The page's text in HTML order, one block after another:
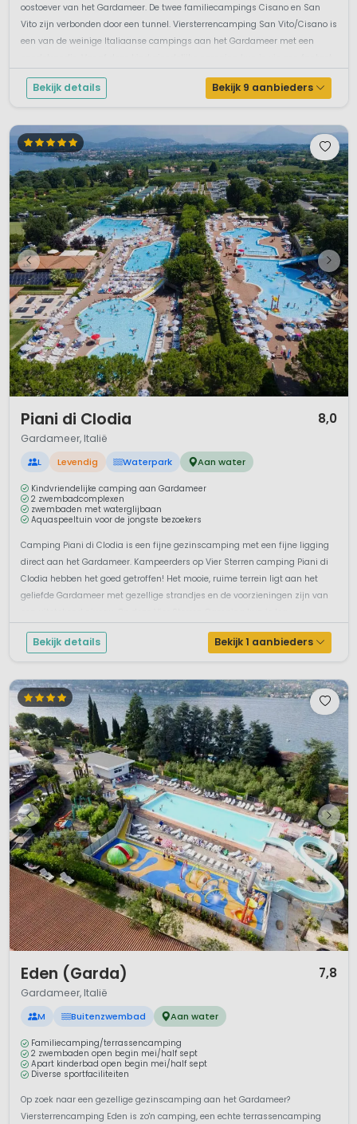
oostoever van het Gardameer. De twee familiecampings Cisano en San
Vito zijn verbonden door een tunnel. Viersterrencamping San Vito/Cisano is
een van de weinige Italiaanse campings aan het Gardameer met een
Bekijk details Bekijk 9 aanbieders
Piani di Clodia 8,0
Gardameer, Italië
L Levendig Waterpark Aan water
Kindvriendelijke camping aan Gardameer
2 zwembadcomplexen
zwembaden met waterglijbaan
Aquaspeeltuin voor de jongste bezoekers
Camping Piani di Clodia is een fijne gezinscamping met een fijne ligging
direct aan het Gardameer. Kampeerders op Vier Sterren camping Piani di
Clodia hebben het goed getroffen! Het mooie, ruime terrein ligt aan het
geliefde Gardameer met gezellige strandjes en de voorzieningen zijn van
Bekijk details Bekijk 1 aanbieders
Eden (Garda) 7,8
Gardameer, Italië
M Buitenzwembad Aan water
Familiecamping/terrassencamping
2 zwembaden open begin mei/half sept
Apart kinderbad open begin mei/half sept
Diverse sportfaciliteiten
Op zoek naar een gezellige gezinscamping aan het Gardameer?
Viersterrencamping Eden is zo'n camping, een echte terrassencamping